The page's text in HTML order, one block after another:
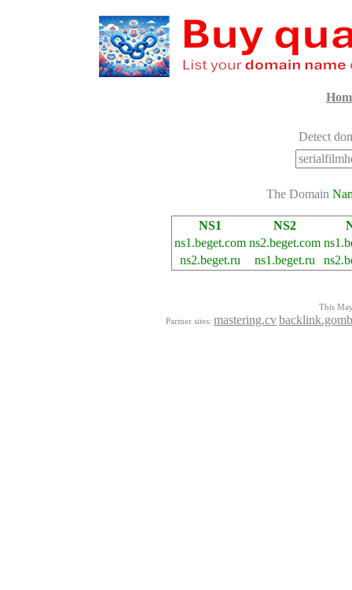
Detect
The Domain
NS1 NS2
ns1.beget.com ns2.beget.com
ns2.beget.ru
ns1.beget.ru
This
Partner sites: mastering.cv